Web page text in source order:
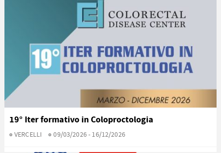
19° Iter formativo in Coloproctologia
VERCELLI 09/03/2026 - 16/12/2026